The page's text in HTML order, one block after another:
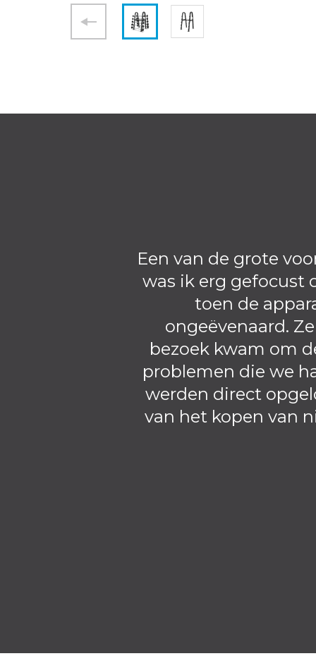
Een van de grote
was ik erg gefocust
toen de
ongeëvenaard.
bezoek kwam om
problemen die we
werden direct
van het kopen van